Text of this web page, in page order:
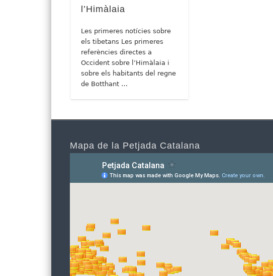
l’Himàlaia
Les primeres notícies sobre
els tibetans Les primeres
referències directes a
Occident sobre l’Himàlaia i
sobre els habitants del regne
de Botthant …
Mapa de la Petjada Catalana